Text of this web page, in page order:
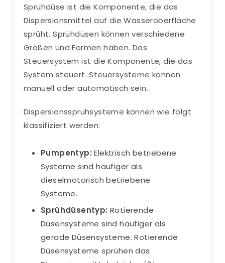
Sprühdüse ist die Komponente, die das
Dispersionsmittel auf die Wasseroberfläche
sprüht. Sprühdüsen können verschiedene
Größen und Formen haben. Das
Steuersystem ist die Komponente, die das
System steuert. Steuersysteme können
manuell oder automatisch sein.
Dispersionssprühsysteme können wie folgt
klassifiziert werden:
Pumpentyp: Elektrisch betriebene
Systeme sind häufiger als
dieselmotorisch betriebene
Systeme.
Sprühdüsentyp: Rotierende
Düsensysteme sind häufiger als
gerade Düsensysteme. Rotierende
Düsensysteme sprühen das